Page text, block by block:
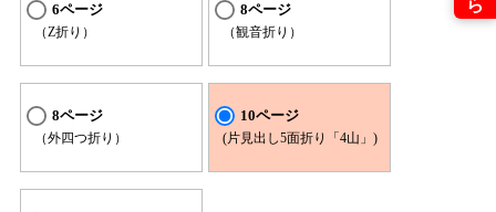
6ページ
（Z折り）
8ページ
（観音折り）
8ページ
（外四つ折り）
10ページ
(片見出し5面折り「4山」)